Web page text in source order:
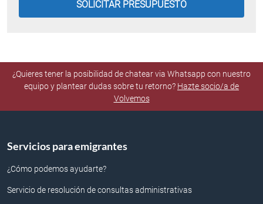
¿Quieres tener la posibilidad de chatear via Whatsapp con nuestro
equipo y plantear dudas sobre tu retorno? Hazte socio/a de
Volvemos
Servicios para emigrantes
¿Cómo podemos ayudarte?
Servicio de resolución de consultas administrativas